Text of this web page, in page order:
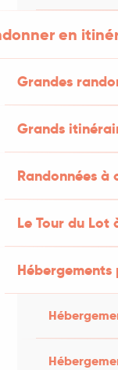
en
Grandes
Grands
Randonnées
Le Tour du Lot